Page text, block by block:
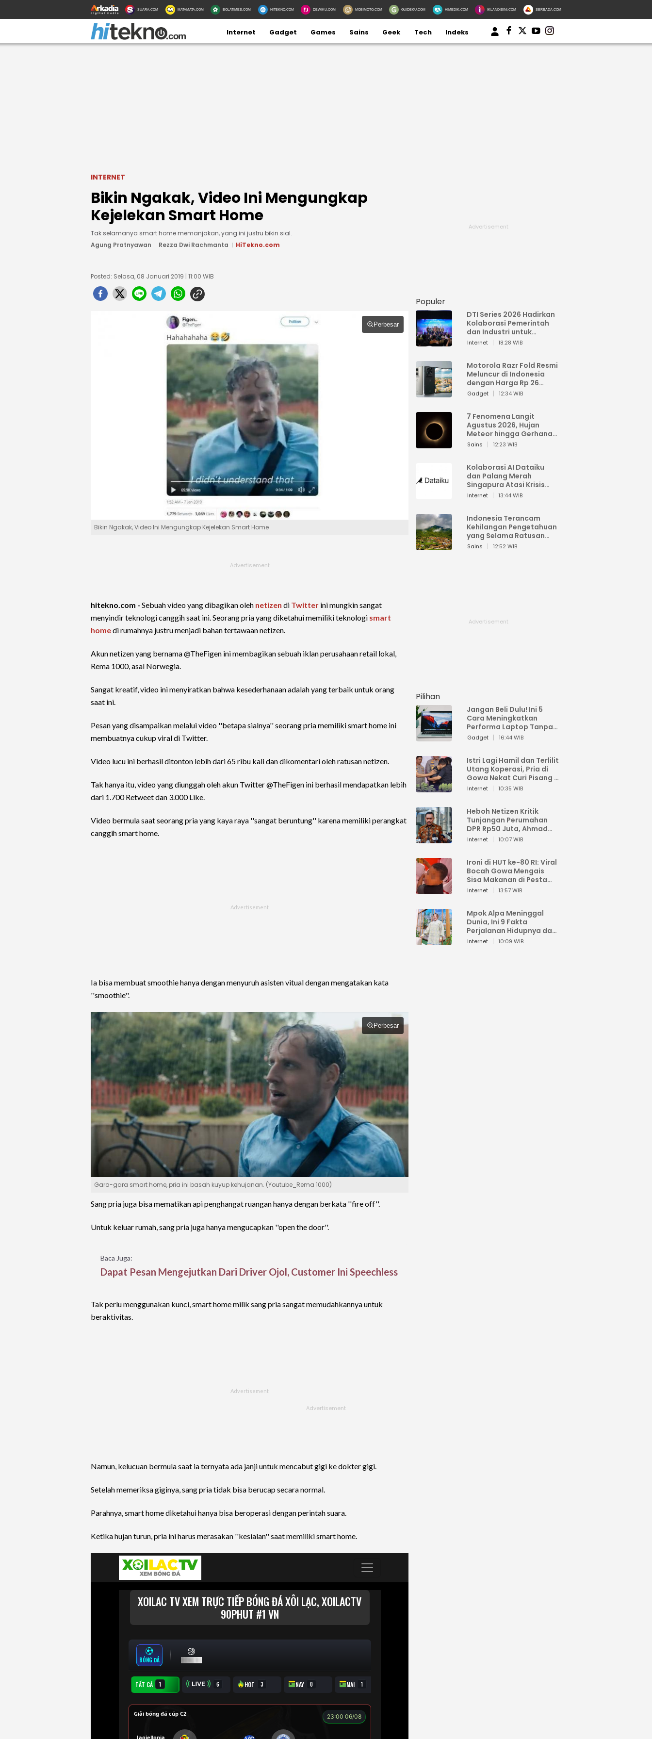
SUARA.COM MATAMATA.COM BOLATIMES.COM HITEKNO.COM DEWIKU.COM MOBIMOTO.COM GUIDEKU.COM HIMEDIK.COM IKLANDISINI.COM SERBADA.COM
Internet Gadget Games Sains Geek Tech Indeks
INTERNET
Bikin Ngakak, Video Ini Mengungkap
Kejelekan Smart Home
Tak selamanya smart home memanjakan, yang ini justru bikin sial.
Agung Pratnyawan
Rezza Dwi Rachmanta HiTekno.com
Posted: Selasa, 08 Januari 2019 | 11:00 WIB
Perbesar
Bikin Ngakak, Video Ini Mengungkap Kejelekan Smart Home
hitekno.com - Sebuah video yang dibagikan oleh netizen di Twitter ini mungkin sangat
menyindir teknologi canggih saat ini. Seorang pria yang diketahui memiliki teknologi smart
homedi rumahnya justru menjadi bahan tertawaan netizen.
Akun netizen yang bernama @TheFigen ini membagikan sebuah iklan perusahaan retail lokal,
Rema 1000, asal Norwegia.
Sangat kreatif, video ini menyiratkan bahwa kesederhanaan adalah yang terbaik untuk orang
saat ini.
Pesan yang disampaikan melalui video ''betapa sialnya'' seorang pria memiliki smart home ini
membuatnya cukup viral di Twitter.
Video lucu ini berhasil ditonton lebih dari 65 ribu kali dan dikomentari oleh ratusan netizen.
Tak hanya itu, video yang diunggah oleh akun Twitter @TheFigen ini berhasil mendapatkan lebih
dari 1.700 Retweet dan 3.000 Like.
Video bermula saat seorang pria yang kaya raya ''sangat beruntung'' karena memiliki perangkat
canggih smart home.
Ia bisa membuat smoothie hanya dengan menyuruh asisten vitual dengan mengatakan kata
''smoothie''.
Perbesar
Gara-gara smart home, pria ini basah kuyup kehujanan. (Youtube_Rema 1000)
Sang pria juga bisa mematikan api penghangat ruangan hanya dengan berkata ''fire off''.
Untuk keluar rumah, sang pria juga hanya mengucapkan ''open the door''.
Baca Juga:
Dapat Pesan Mengejutkan Dari Driver Ojol, Customer Ini Speechless
Tak perlu menggunakan kunci, smart home milik sang pria sangat memudahkannya untuk
beraktivitas.
Namun, kelucuan bermula saat ia ternyata ada janji untuk mencabut gigi ke dokter gigi.
Setelah memeriksa giginya, sang pria tidak bisa berucap secara normal.
Parahnya, smart home diketahui hanya bisa beroperasi dengan perintah suara.
Ketika hujan turun, pria ini harus merasakan ''kesialan'' saat memiliki smart home.
Populer
DTI Series 2026 Hadirkan
Kolaborasi Pemerintah
dan Industri untuk
Percepatan
Internet 18:28 WIB
Motorola Razr Fold Resmi
Meluncur di Indonesia
dengan Harga Rp 26
Jutaan
Gadget 12:34 WIB
7 Fenomena Langit
Agustus 2026, Hujan
Meteor hingga Gerhana
Matahari
Sains 12:23 WIB
Kolaborasi AI Dataiku
dan Palang Merah
Singapura Atasi Krisis
Bencana
Internet 13:44 WIB
Indonesia Terancam
Kehilangan Pengetahuan
yang Selama Ratusan
Tahun Menjaga Alam
Sains 12:52 WIB
Pilihan
Jangan Beli Dulu! Ini 5
Cara Meningkatkan
Performa Laptop Tanpa
Harus Beli Baru
Gadget 16:44 WIB
Istri Lagi Hamil dan Terlilit
Utang Koperasi, Pria di
Gowa Nekat Curi Pisang 4
Tandan Milik Tetangga,
Internet 10:35 WIB
Heboh Netizen Kritik
Tunjangan Perumahan
DPR Rp50 Juta, Ahmad
Sahroni: Enggak Senang
Internet 10:07 WIB
Ironi di HUT ke-80 RI: Viral
Bocah Gowa Mengais
Sisa Makanan di Pesta
Kemerdekaan
Internet 13:57 WIB
Mpok Alpa Meninggal
Dunia, Ini 9 Fakta
Perjalanan Hidupnya dari
Viral hingga Puncak
Internet 10:09 WIB